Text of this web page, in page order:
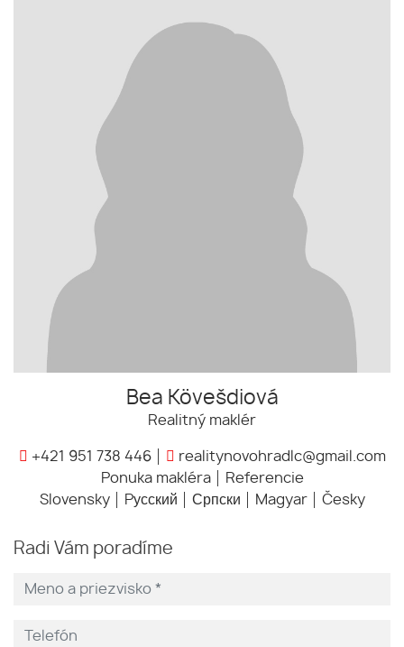
Bea Kövešdiová
Realitný maklér
+421 951 738 446
realitynovohradlc@gmail.com
Ponuka makléra
Referencie
Slovensky
Pусский Српски Magyar Česky
Radi Vám poradíme